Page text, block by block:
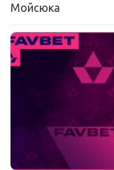
Мойсюка